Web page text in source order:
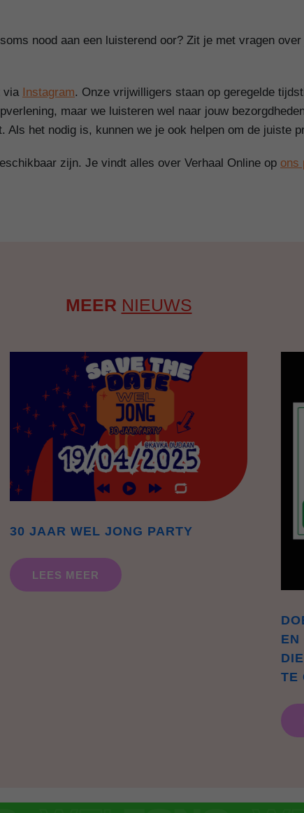
nood aan een luisterend oor? Zit je met vragen
via Instagram. Onze vrijwilligers staan op geregelde
maar we luisteren wel naar jouw
het nodig is, kunnen we je ook helpen om de juiste
zijn. Je vindt alles over Verhaal Online op ons
MEER NIEUWS
30 JAAR WEL JONG PARTY
LEES MEER
EN
TE